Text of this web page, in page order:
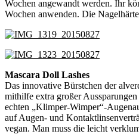
Wochen angewandt werden. Ihr
Wochen anwenden. Die
Mascara Doll Lashes
Das innovative Bürstchen der
mithilfe extra großer
echten „Klimper-Wimper“-
auf Augen- und
vegan. Man muss die leicht